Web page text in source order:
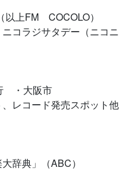
上FM COCOLO）
コラジサタデー（ニコニ
・大阪市
レコード発売スポット他
辞典」（ABC）